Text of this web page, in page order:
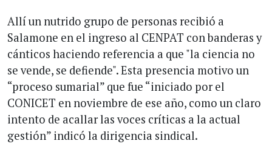
Allí un nutrido grupo de personas recibió a
Salamone en el ingreso al CENPAT con banderas y
cánticos haciendo referencia a que "la ciencia no
se vende, se defiende". Esta presencia motivo un
“proceso sumarial” que fue “iniciado por el
CONICET en noviembre de ese año, como un claro
intento de acallar las voces críticas a la actual
gestión” indicó la dirigencia sindical.